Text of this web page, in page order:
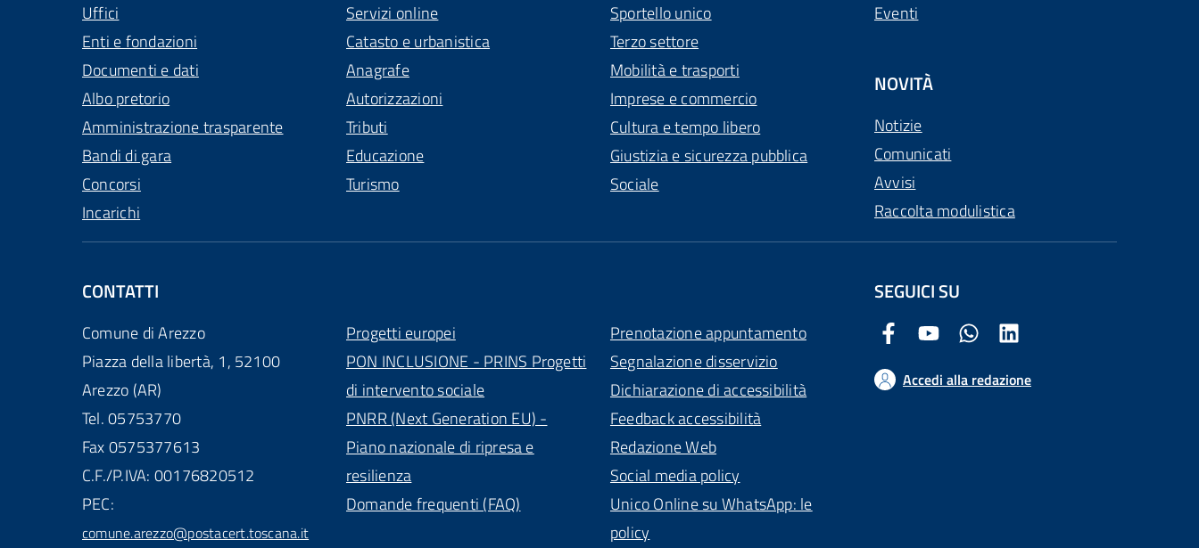
Uffici
Enti e fondazioni
Documenti e dati
Albo pretorio
Amministrazione trasparente
Bandi di gara
Concorsi
Incarichi
Servizi online
Catasto e urbanistica
Anagrafe
Autorizzazioni
Tributi
Educazione
Turismo
Sportello unico
Terzo settore
Mobilità e trasporti
Imprese e commercio
Cultura e tempo libero
Giustizia e sicurezza pubblica
Sociale
Eventi
NOVITÀ
Notizie
Comunicati
Avvisi
Raccolta modulistica
CONTATTI
Comune di Arezzo
Piazza della libertà, 1, 52100
Arezzo (AR)
Tel. 05753770
Fax 0575377613
C.F./P.IVA: 00176820512
PEC:
comune.arezzo@postacert.toscana.it
Progetti europei
PON INCLUSIONE - PRINS Progetti
di intervento sociale
PNRR (Next Generation EU) -
Piano nazionale di ripresa e
resilienza
Domande frequenti (FAQ)
Prenotazione appuntamento
Segnalazione disservizio
Dichiarazione di accessibilità
Feedback accessibilità
Redazione Web
Social media policy
Unico Online su WhatsApp: le
policy
SEGUICI SU
Facebook Comune di Arezzo
Youtube Comune di Arezzo
Twitter Comune di Arezzo
Accedi alla redazione